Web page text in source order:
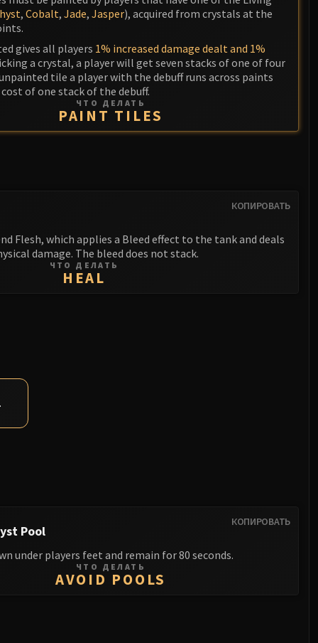
, Cobalt, Jade, Jasper), acquired from crystals at the
gives all players 1% increased damage dealt and 1%
a crystal, a player will get seven stacks of one of four
tile a player with the debuff runs across paints
of one stack of the debuff.
ЧТО ДЕЛАТЬ
PAINT TILES
КОПИРОВАТЬ
Flesh, which applies a Bleed effect to the tank and deals
damage. The bleed does not stack.
ЧТО ДЕЛАТЬ
HEAL
КОПИРОВАТЬ
Pool
under players feet and remain for 80 seconds.
ЧТО ДЕЛАТЬ
AVOID POOLS